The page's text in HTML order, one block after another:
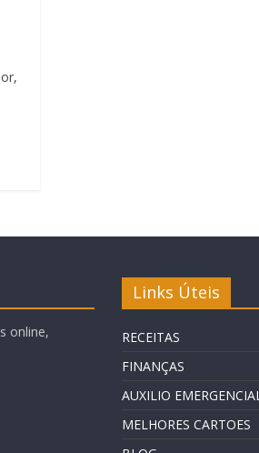
online,
Links Úteis
RECEITAS
FINANÇAS
AUXILIO EMERGENCIAL
MELHORES CARTOES